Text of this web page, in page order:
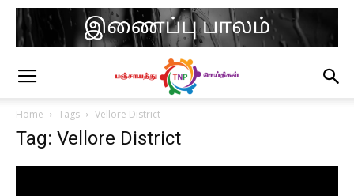
Home Tags Vellore District
Tag: Vellore District